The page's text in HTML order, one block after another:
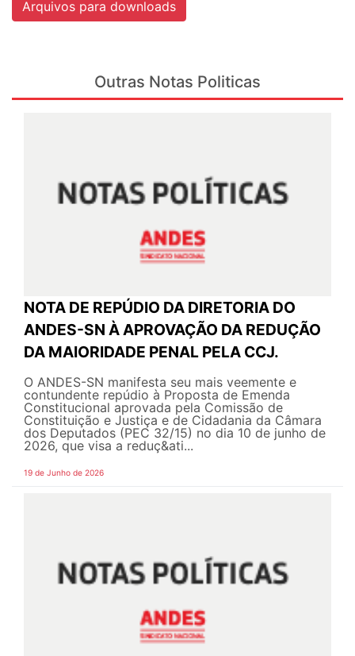
Arquivos para downloads
Outras Notas Politicas
NOTA DE REPÚDIO DA DIRETORIA DO
ANDES-SN À APROVAÇÃO DA REDUÇÃO
DA MAIORIDADE PENAL PELA CCJ.
O ANDES-SN manifesta seu mais veemente e
contundente repúdio à Proposta de Emenda
Constitucional aprovada pela Comissão de
Constituição e Justiça e de Cidadania da Câmara
dos Deputados (PEC 32/15) no dia 10 de junho de
2026, que visa a reduç&ati...
19 de Junho de 2026